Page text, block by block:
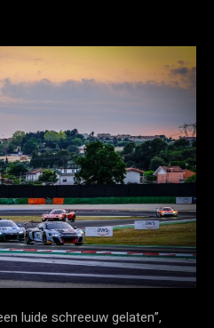
luide schreeuw gelaten”,